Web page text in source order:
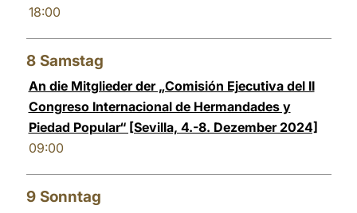
18:00
8 Samstag
An die Mitglieder der „Comisión Ejecutiva del II
Congreso Internacional de Hermandades y
Piedad Popular“ [Sevilla, 4.-8. Dezember 2024]
09:00
9 Sonntag